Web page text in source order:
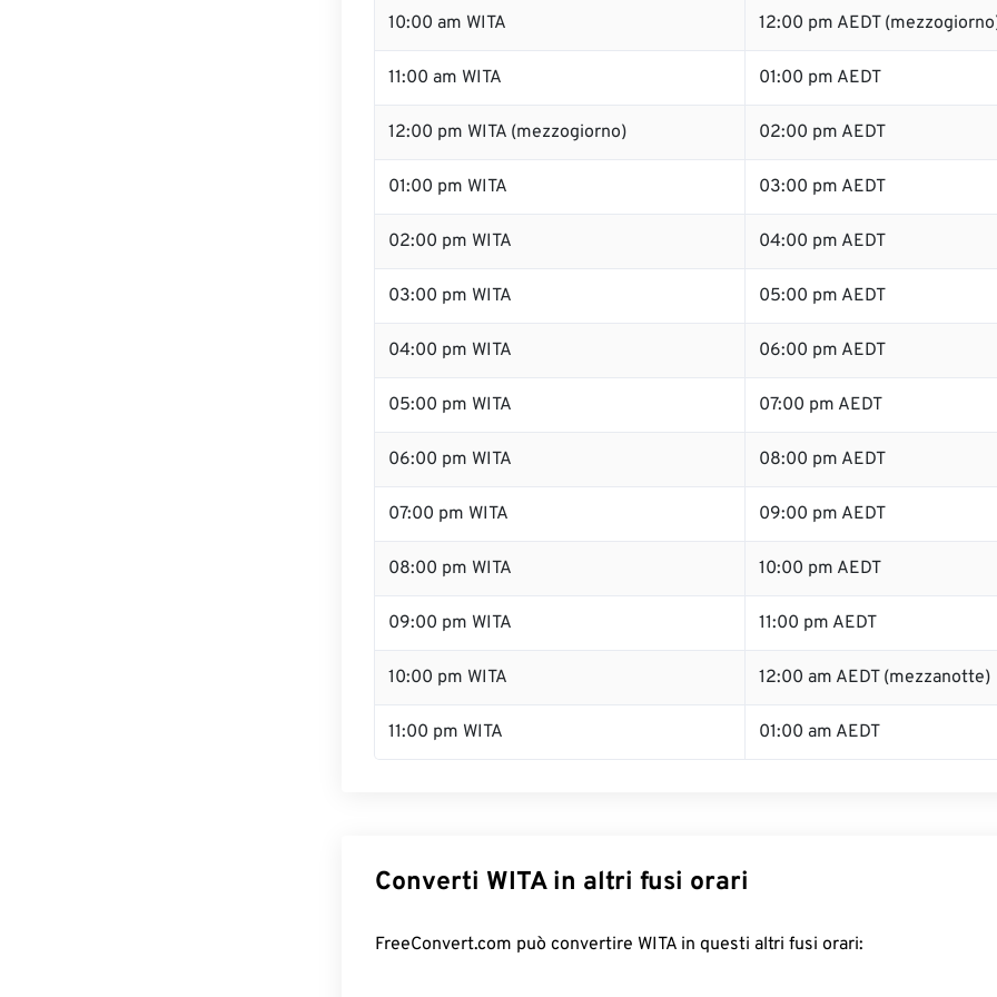
10:00 am WITA 12:00 pm AEDT
11:00 am WITA 01:00 pm AEDT
12:00 pm WITA (mezzogiorno) 02:00 pm AEDT
01:00 pm WITA 03:00 pm AEDT
02:00 pm WITA 04:00 pm AEDT
03:00 pm WITA 05:00 pm AEDT
04:00 pm WITA 06:00 pm AEDT
05:00 pm WITA 07:00 pm AEDT
06:00 pm WITA 08:00 pm AEDT
07:00 pm WITA 09:00 pm AEDT
08:00 pm WITA 10:00 pm AEDT
09:00 pm WITA 11:00 pm AEDT
10:00 pm WITA 12:00 am AEDT (mezzanotte)
11:00 pm WITA 01:00 am AEDT
Converti WITA in altri fusi orari
FreeConvert.com può convertire WITA in questi altri fusi orari: